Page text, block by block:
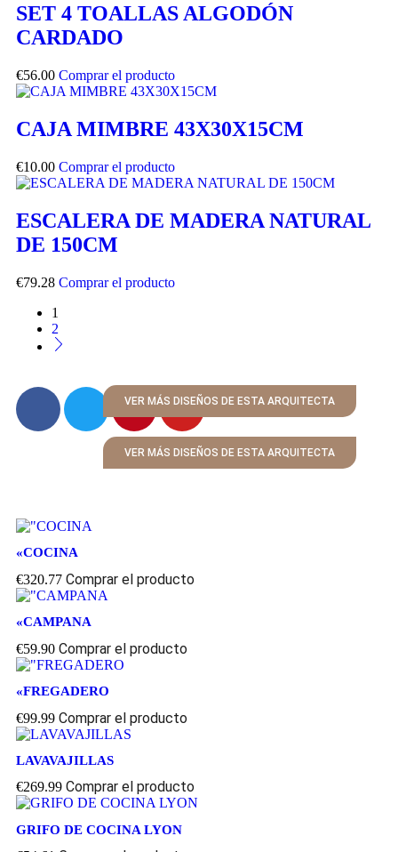
SET 4 TOALLAS ALGODÓN
CARDADO
€56.00 Comprar el producto
CAJA MIMBRE 43X30X15CM
€10.00 Comprar el producto
ESCALERA DE MADERA NATURAL
DE 150CM
€79.28 Comprar el producto
1
2
VER MÁS DISEÑOS DE ESTA ARQUITECTA
VER MÁS DISEÑOS DE ESTA ARQUITECTA
«COCINA
€320.77 Comprar el producto
«CAMPANA
€59.90 Comprar el producto
«FREGADERO
€99.99 Comprar el producto
LAVAVAJILLAS
€269.99 Comprar el producto
GRIFO DE COCINA LYON